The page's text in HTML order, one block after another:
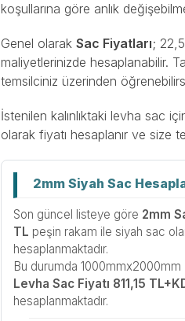
koşullarına göre anlık
Genel olarak Sac Fiyatları;
maliyetlerinizde hesaplanabilir.
temsilciniz üzerinden
İstenilen kalınlıktaki levha sac
olarak fiyatı hesaplanır ve size
2mm Siyah Sac
Son güncel listeye göre 2mm
TL peşin rakam ile siyah sac
hesaplanmaktadır.
Bu durumda 1000mmx2000mm
Levha Sac Fiyatı 811,15
hesaplanmaktadır.